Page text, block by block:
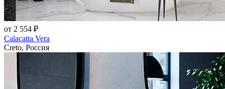
от 2 554 ₽
Calacatta Vera
Creto, Россия